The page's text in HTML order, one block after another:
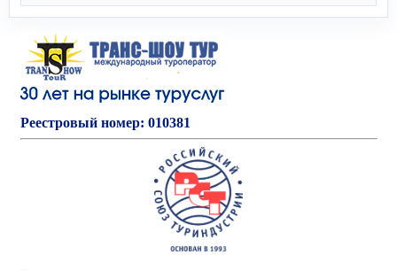
Реестровый номер: 010381